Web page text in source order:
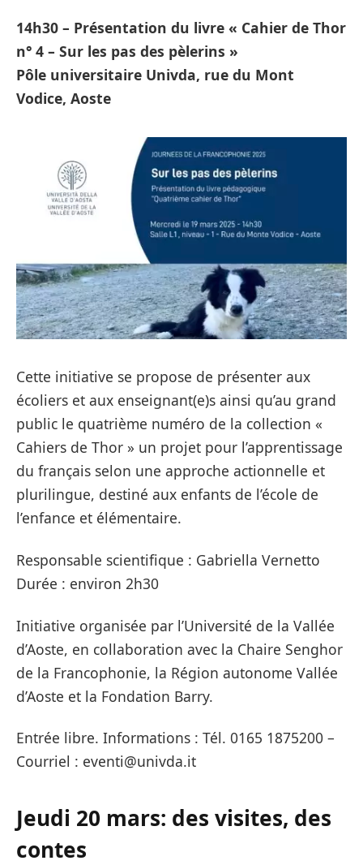
14h30 – Présentation du livre « Cahier de Thor
n° 4 – Sur les pas des pèlerins »
Pôle universitaire Univda, rue du Mont
Vodice, Aoste
Cette initiative se propose de présenter aux
écoliers et aux enseignant(e)s ainsi qu’au grand
public le quatrième numéro de la collection «
Cahiers de Thor » un projet pour l’apprentissage
du français selon une approche actionnelle et
plurilingue, destiné aux enfants de l’école de
l’enfance et élémentaire.
Responsable scientifique : Gabriella Vernetto
Durée : environ 2h30
Initiative organisée par l’Université de la Vallée
d’Aoste, en collaboration avec la Chaire Senghor
de la Francophonie, la Région autonome Vallée
d’Aoste et la Fondation Barry.
Entrée libre. Informations : Tél. 0165 1875200 –
Courriel : eventi@univda.it
Jeudi 20 mars: des visites, des
contes